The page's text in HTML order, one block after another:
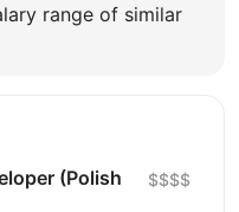
range of similar
(Polish
$$$$